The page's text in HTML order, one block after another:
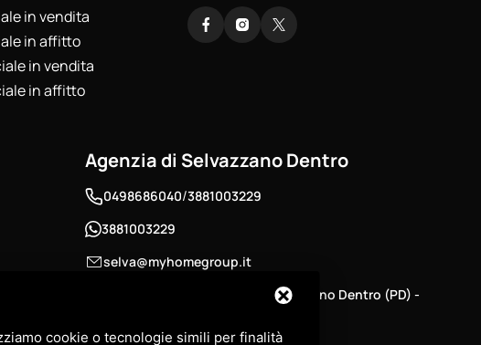
cookie o tecnologie simili per finalità
in vendita
in affitto
in vendita
in affitto
Agenzia di Selvazzano Dentro
0498686040/3881003229
3881003229
selva@myhomegroup.it
Via Padova , 12/E - 35030 , Selvazzano Dentro (PD) -